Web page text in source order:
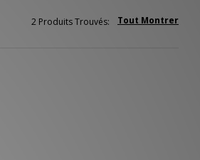
Tout Montrer
2 Produits Trouvés: